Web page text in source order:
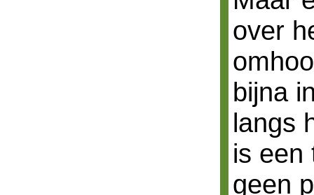
over
bijna
langs
is een
geen